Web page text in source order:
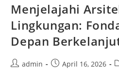
Menjelajahi
Lingkungan:
Depan
Postadmin
PostApril 16, 2026